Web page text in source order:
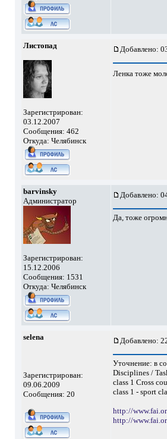
Листопад
Зарегистрирован:
03.12.2007
Сообщения: 462
Откуда: Челябинск
Добавлено:
Ленка тоже
barvinsky
Администратор
Зарегистрирован:
15.12.2006
Сообщения: 1531
Откуда: Челябинск
Добавлено:
Да, тоже
selena
Зарегистрирован:
09.06.2009
Сообщения: 20
Добавлено:
Уточнение: в
Disciplines /
class 1 Cross
class 1 - sport
http://
http://